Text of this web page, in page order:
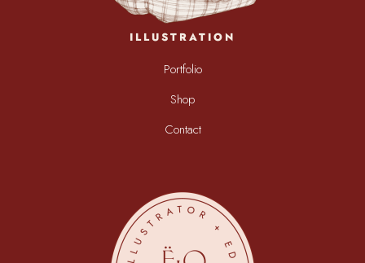
ILLUSTRATION
Portfolio
Shop
Contact